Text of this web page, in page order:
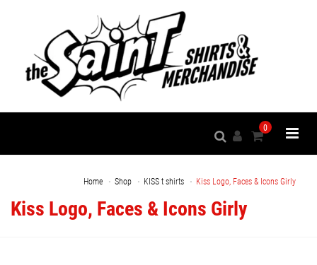
0
Home Shop KISS t shirts Kiss Logo, Faces & Icons Girly
Kiss Logo, Faces & Icons Girly